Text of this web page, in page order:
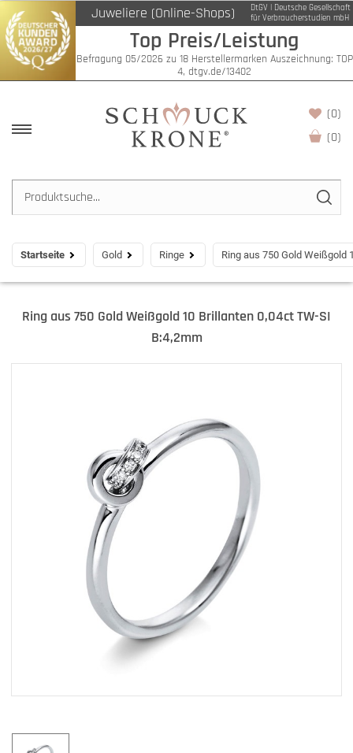
Juweliere (Online-Shops)
DtGV | Deutsche Gesellschaft
für Verbraucherstudien mbH
Top Preis/Leistung
Befragung 05/2026 zu 18 Herstellermarken Auszeichnung: TOP
4, dtgv.de/13402
(0)
(0)
Startseite Gold Ringe Ring aus 750 Gold Weißgold
Ring aus 750 Gold Weißgold 10 Brillanten 0,04ct TW-SI
B:4,2mm